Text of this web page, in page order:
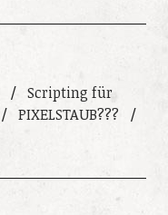
Scripting für
PIXELSTAUB???